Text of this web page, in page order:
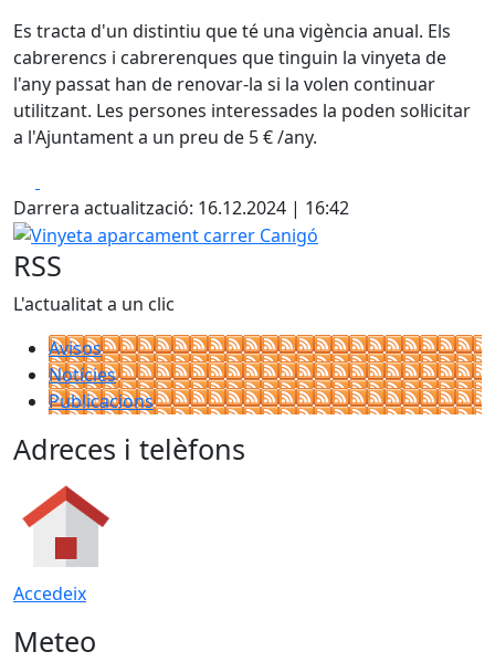
Es tracta d'un distintiu que té una vigència anual. Els
cabrerencs i cabrerenques que tinguin la vinyeta de
l'any passat han de renovar-la si la volen continuar
utilitzant. Les persones interessades la poden sol·licitar
a l'Ajuntament a un preu de 5 € /any.
Darrera actualització: 16.12.2024 | 16:42
Vinyeta aparcament carrer Canigó
RSS
L'actualitat a un clic
Avisos
Notícies
Publicacions
Adreces i telèfons
Accedeix
Meteo